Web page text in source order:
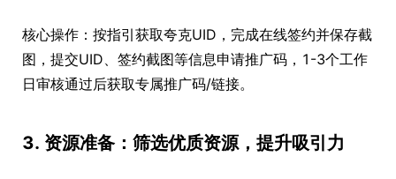
核心操作：按指引获取夸克UID，完成在线签约并保存截
图，提交UID、签约截图等信息申请推广码，1-3个工作
日审核通过后获取专属推广码/链接。
3. 资源准备：筛选优质资源，提升吸引力